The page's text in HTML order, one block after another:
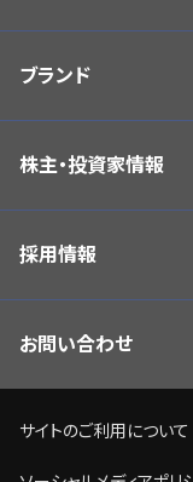
ブランド
株主・投資家情報
採用情報
お問い合わせ
サイトのご利用について